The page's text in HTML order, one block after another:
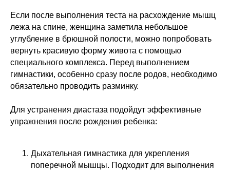
Если после выполнения теста на расхождение мышц
лежа на спине, женщина заметила небольшое
углубление в брюшной полости, можно попробовать
вернуть красивую форму живота с помощью
специального комплекса. Перед выполнением
гимнастики, особенно сразу после родов, необходимо
обязательно проводить разминку.
Для устранения диастаза подойдут эффективные
упражнения после рождения ребенка:
Дыхательная гимнастика для укрепления
поперечной мышцы. Подходит для выполнения